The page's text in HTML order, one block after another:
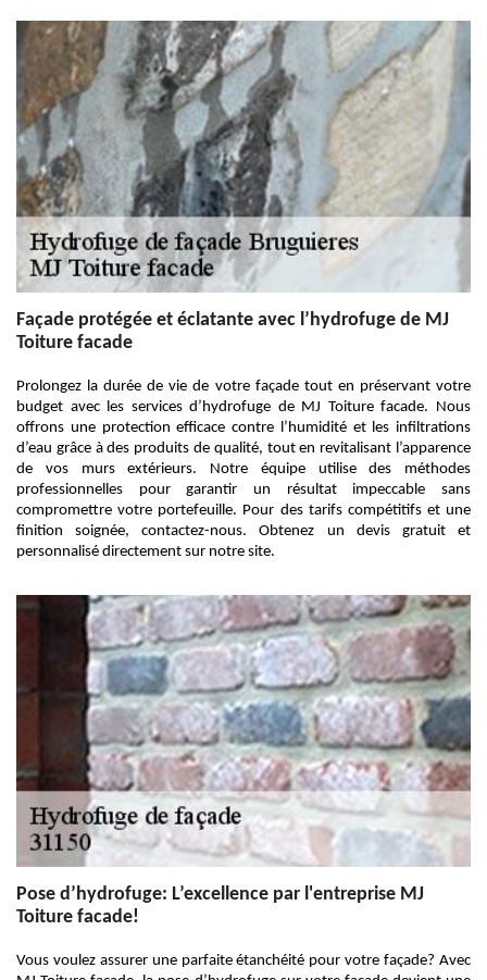
Façade protégée et éclatante avec l’hydrofuge de MJ
Toiture facade
Prolongez la durée de vie de votre façade tout en préservant votre
budget avec les services d’hydrofuge de MJ Toiture facade. Nous
offrons une protection efficace contre l’humidité et les infiltrations
d’eau grâce à des produits de qualité, tout en revitalisant l’apparence
de vos murs extérieurs. Notre équipe utilise des méthodes
professionnelles pour garantir un résultat impeccable sans
compromettre votre portefeuille. Pour des tarifs compétitifs et une
finition soignée, contactez-nous. Obtenez un devis gratuit et
personnalisé directement sur notre site.
Pose d’hydrofuge: L’excellence par l'entreprise MJ
Toiture facade!
Vous voulez assurer une parfaite étanchéité pour votre façade? Avec